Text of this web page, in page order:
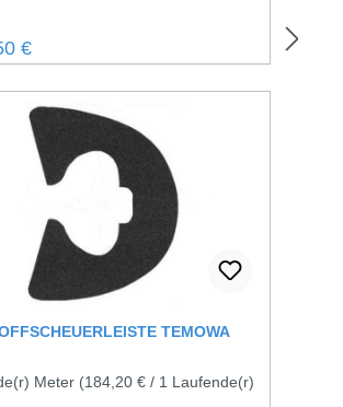
Preis:
€
TEMOWA
Meter (184,20 € / 1 Laufende(r)